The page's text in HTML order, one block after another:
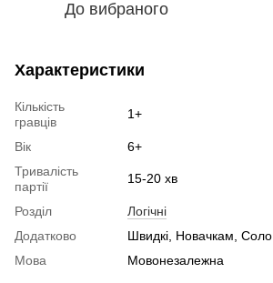
До вибраного
Характеристики
Кількість
гравців
1+
Вік
6+
Тривалість
партії
15-20 хв
Розділ
Логічні
Додатково
Швидкі, Новачкам, Соло
Мова
Мовонезалежна